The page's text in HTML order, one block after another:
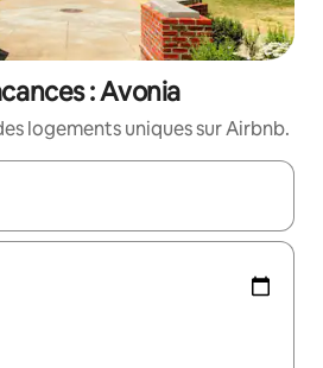
: Avonia
logements uniques sur Airbnb.
affichés, parcourez-les en utilisant